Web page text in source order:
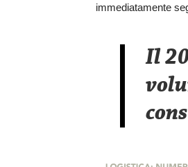
immediatamente
Il